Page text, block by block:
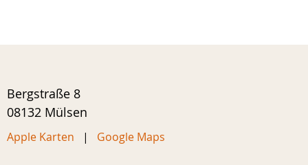
Bergstraße 8
08132 Mülsen
Apple Karten | Google Maps